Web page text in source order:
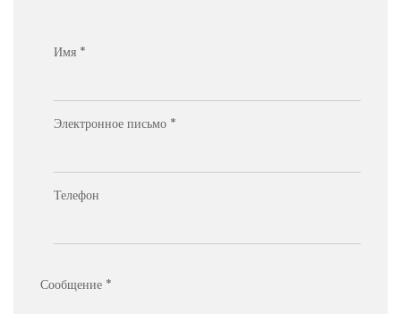
Имя *
Электронное письмо *
Телефон
Сообщение *